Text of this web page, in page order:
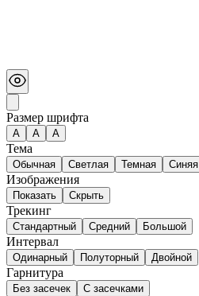
Размер шрифта
А A A
Тема
Обычная Светлая Темная Синяя
Изображения
Показать Скрыть
Трекинг
Стандартный Средний Большой
Интервал
Одинарный Полуторный Двойной
Гарнитура
Без засечек
С засечками